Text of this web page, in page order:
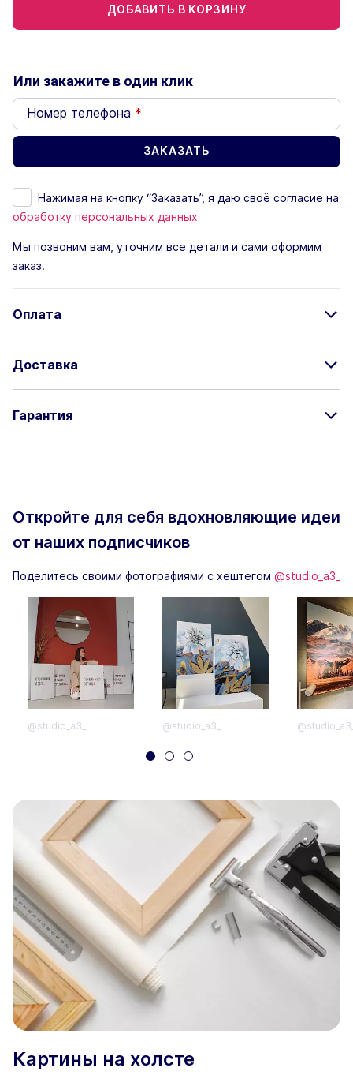
ДОБАВИТЬ В КОРЗИНУ
Или закажите в один клик
Номер телефона *
Нажимая на кнопку “Заказать”, я даю своё согласие на
обработку персональных данных
Мы позвоним вам, уточним все детали и сами оформим
заказ.
Оплата
Доставка
Гарантия
Откройте для себя вдохновляющие идеи
от наших подписчиков
Поделитесь своими фотографиями с хештегом @studio_a3_
@studio_a3_ @studio_a3_
Картины на холсте